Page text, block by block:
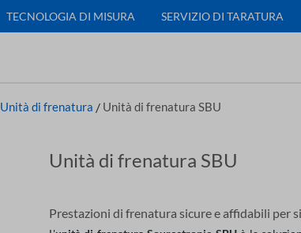
TECNOLOGIA DI MISURA SERVIZIO DI TARATURA
Unità di frenatura / Unità di frenatura SBU
Unità di frenatura SBU
Prestazioni di frenatura sicure e affidabili per